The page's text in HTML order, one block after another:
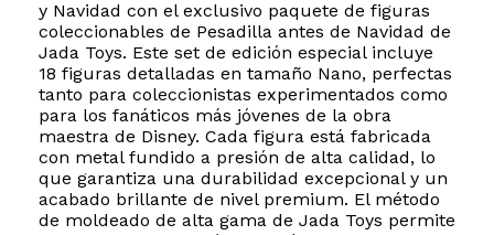
y Navidad con el exclusivo paquete de figuras
coleccionables de Pesadilla antes de Navidad de
Jada Toys. Este set de edición especial incluye
18 figuras detalladas en tamaño Nano, perfectas
tanto para coleccionistas experimentados como
para los fanáticos más jóvenes de la obra
maestra de Disney. Cada figura está fabricada
con metal fundido a presión de alta calidad, lo
que garantiza una durabilidad excepcional y un
acabado brillante de nivel premium. El método
de moldeado de alta gama de Jada Toys permite